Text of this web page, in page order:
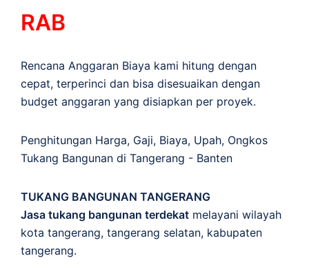
RAB
Rencana Anggaran Biaya kami hitung dengan
cepat, terperinci dan bisa disesuaikan dengan
budget anggaran yang disiapkan per proyek.
Penghitungan Harga, Gaji, Biaya, Upah, Ongkos
Tukang Bangunan di Tangerang - Banten
TUKANG BANGUNAN TANGERANG
Jasa tukang bangunan terdekat melayani wilayah
kota tangerang, tangerang selatan, kabupaten
tangerang.